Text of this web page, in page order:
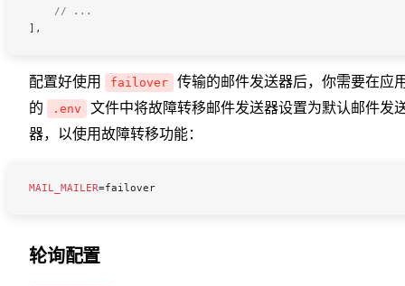
    // ...
],
配置好使用 failover
传输的邮件发送器后，你需要在应
的
.env
文件中将故障转移邮件发送器设置为默认邮件发
器，以使用故障转移功能：
MAIL_MAILER=failover
轮询配置